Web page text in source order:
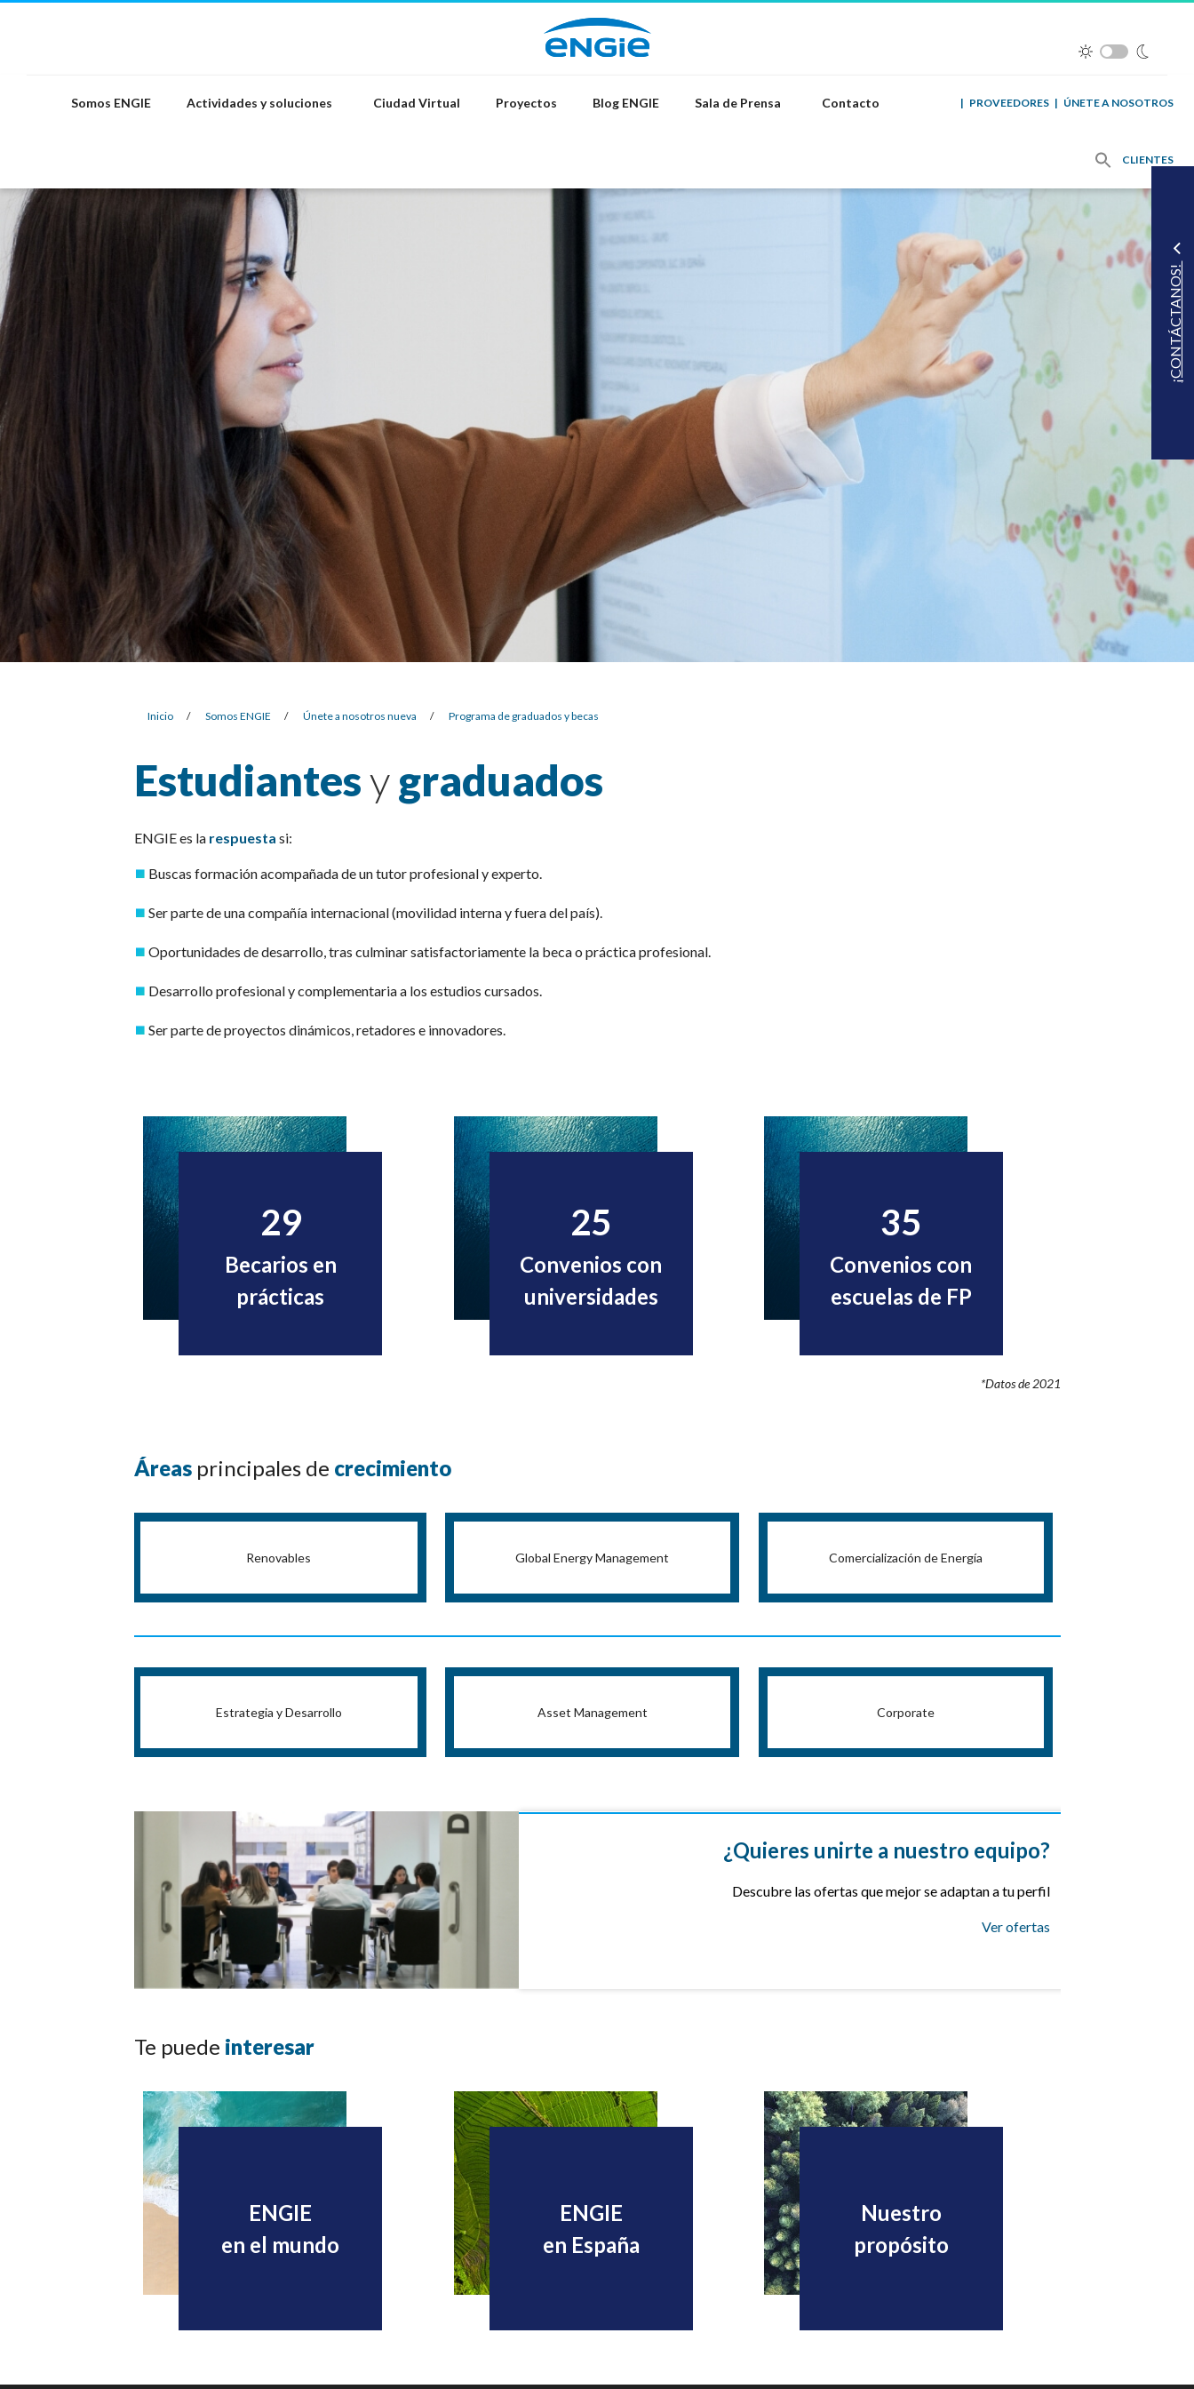
Somos ENGIE Actividades y soluciones Ciudad Virtual Proyectos Blog ENGIE Sala de Prensa Contacto ÚNETE A NOSOTROS
|
PROVEEDORES
|
CLIENTES
¡CONTÁCTANOS!
Inicio / Somos ENGIE / Únete a nosotros nueva / Programa de graduados y becas
Estudiantesygraduados
ENGIE es la respuesta si:
Buscas formación acompañada de un tutor profesional y experto.
Ser parte de una compañía internacional (movilidad interna y fuera del país).
Oportunidades de desarrollo, tras culminar satisfactoriamente la beca o práctica profesional.
Desarrollo profesional y complementaria a los estudios cursados.
Ser parte de proyectos dinámicos, retadores e innovadores.
29
Becarios en
prácticas
25
Convenios con
universidades
35
Convenios con
escuelas de FP
*Datos de 2021
Áreasprincipales de crecimiento
Renovables Global Energy Management Comercialización de Energía
Estrategia y Desarrollo Asset Management Corporate
¿Quieres unirte a nuestro equipo?
Descubre las ofertas que mejor se adaptan a tu perfil
Ver ofertas
Te puede interesar
ENGIE
en el mundo
ENGIE
en España
Nuestro
propósito